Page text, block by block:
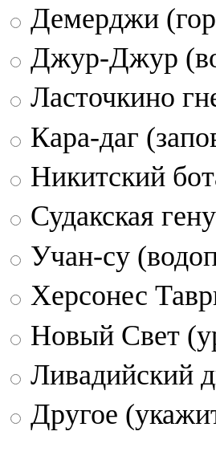
Демерджи
Джур-Джур
Ласточкино
Кара-даг
Никитский
Судакская
Учан-су
Херсонес
Новый Свет
Ливадийский
Другое